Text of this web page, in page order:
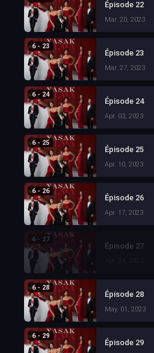
Épisode 22
Mar. 20, 2023
6 - 23
Épisode 23
Mar. 27, 2023
6 - 24
Épisode 24
Apr. 03, 2023
6 - 25
Épisode 25
Apr. 10, 2023
6 - 26
Épisode 26
Apr. 17, 2023
6 - 27
Épisode 27
6 - 28
Épisode 28
May. 01, 2023
6 - 29
Épisode 29